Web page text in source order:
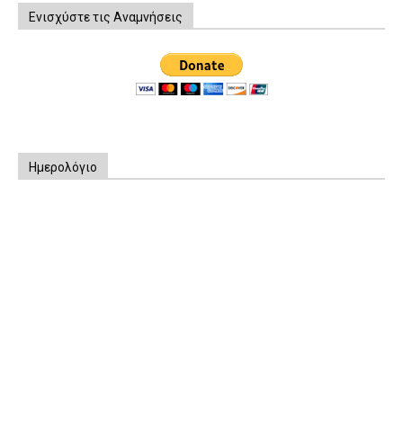
Ενισχύστε τις Αναμνήσεις
Ημερολόγιο